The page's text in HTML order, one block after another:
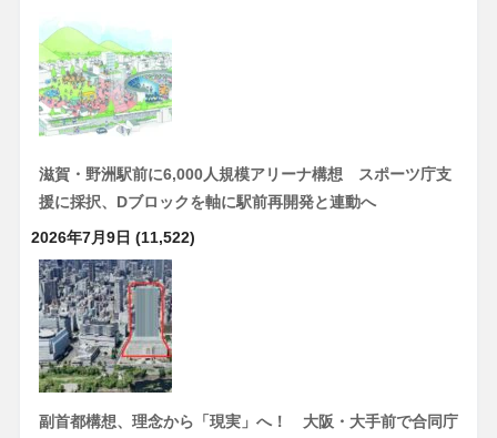
滋賀・野洲駅前に6,000人規模アリーナ構想 スポーツ庁支
援に採択、Dブロックを軸に駅前再開発と連動へ
2026年7月9日 (11,522)
副首都構想、理念から「現実」へ！ 大阪・大手前で合同庁